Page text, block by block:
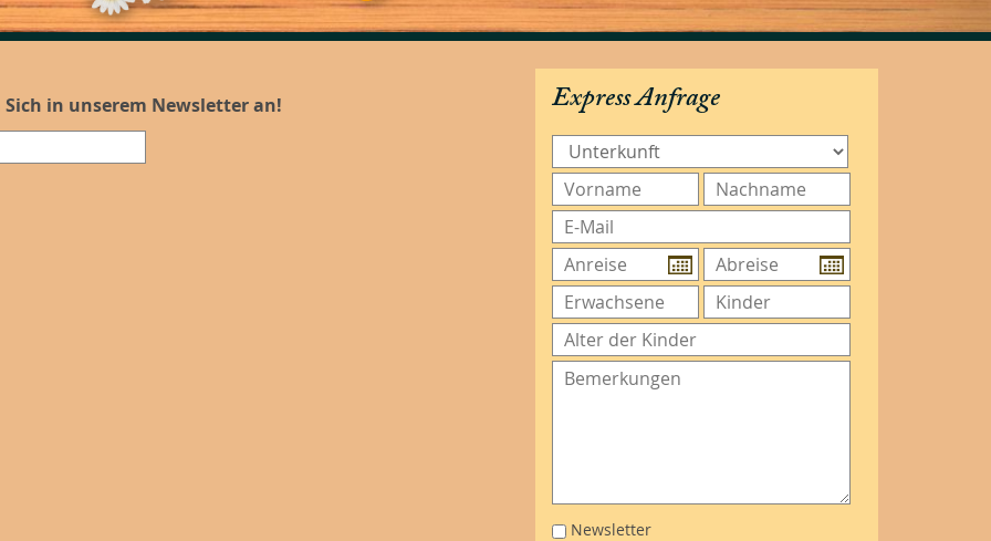
in unserem Newsletter an!
Express Anfrage
Newsletter